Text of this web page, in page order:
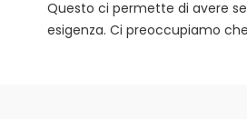
Questo ci permette di avere
esigenza. Ci preoccupiamo